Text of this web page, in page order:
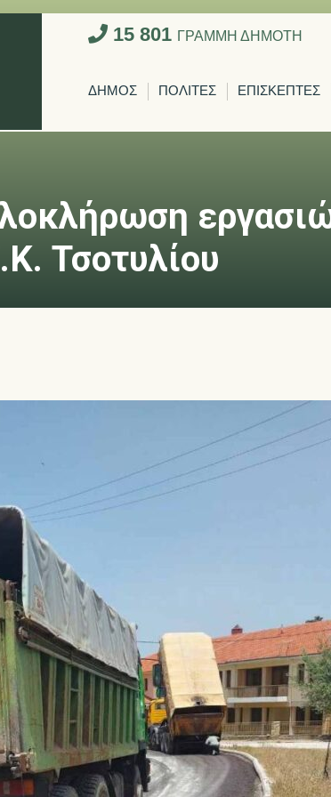
15 801 ΓΡΑΜΜΗ ΔΗΜΟΤΗ
ΔΗΜΟΣ ΠΟΛΙΤΕΣ ΕΠΙΣΚΕΠΤΕΣ
Τσοτυλίου